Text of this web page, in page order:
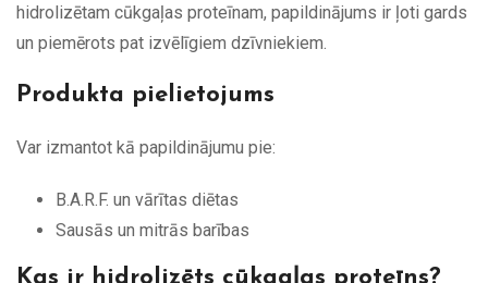
hidrolizētam cūkgaļas proteīnam, papildinājums ir ļoti gards
un piemērots pat izvēlīgiem dzīvniekiem.
Produkta pielietojums
Var izmantot kā papildinājumu pie:
B.A.R.F. un vārītas diētas
Sausās un mitrās barības
Kas ir hidrolizēts cūkgaļas proteīns?